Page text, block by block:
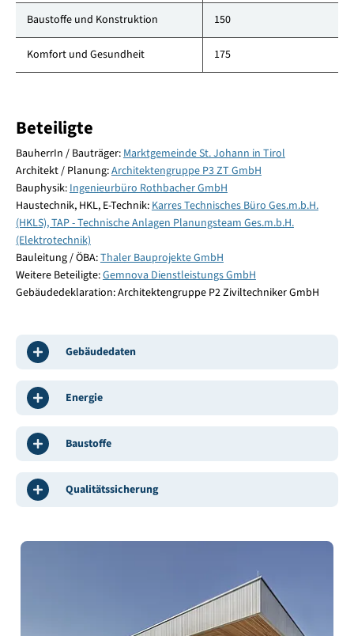
Baustoffe und Konstruktion 150
Komfort und Gesundheit 175
Beteiligte
BauherrIn / Bauträger: Marktgemeinde St. Johann in Tirol
Architekt / Planung:Architektengruppe P3 ZT GmbH
Bauphysik: Ingenieurbüro Rothbacher GmbH
Haustechnik, HKL, E-Technik: Karres Technisches Büro Ges.m.b.H.
(HKLS), TAP - Technische Anlagen Planungsteam Ges.m.b.H.
(Elektrotechnik)
Bauleitung / ÖBA:Thaler Bauprojekte GmbH
Weitere Beteiligte:Gemnova Dienstleistungs GmbH
Gebäudedeklaration: Architektengruppe P2 Ziviltechniker GmbH
Gebäudedaten
Energie
Baustoffe
Qualitätssicherung